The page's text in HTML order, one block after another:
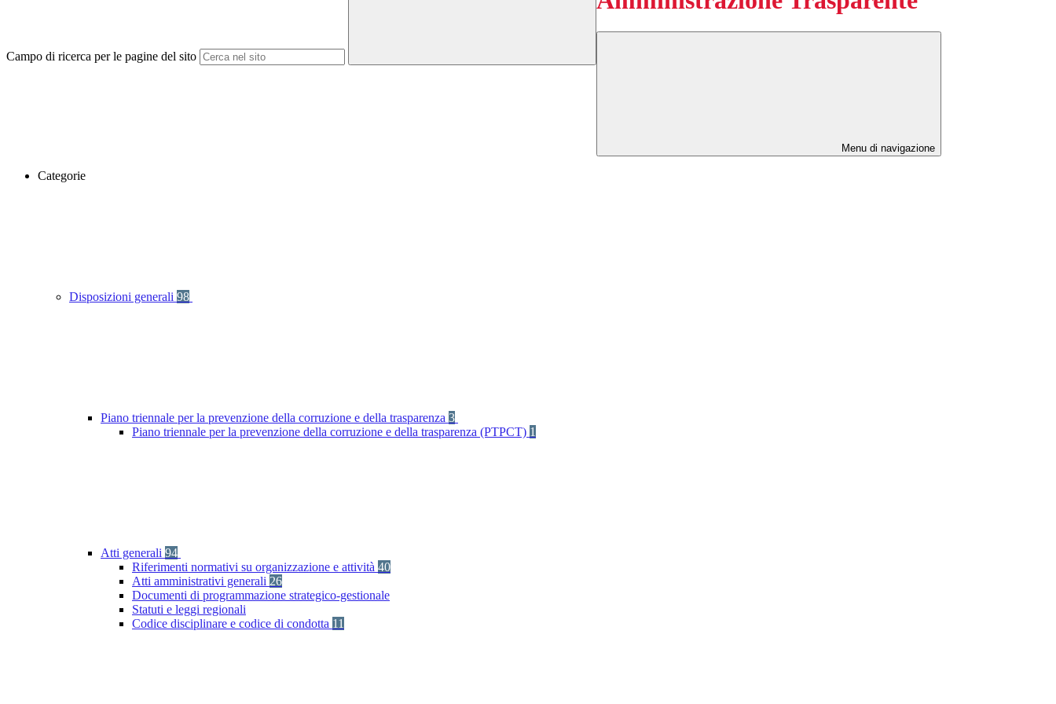
Campo di ricerca per le pagine del sito
Menu di navigazione
Categorie
Disposizioni generali 98
Piano triennale per la prevenzione della corruzione e della trasparenza 3
Piano triennale per la prevenzione della corruzione e della trasparenza (PTPCT) 1
Atti generali 94
Riferimenti normativi su organizzazione e attività 40
Atti amministrativi generali 26
Documenti di programmazione strategico-gestionale
Statuti e leggi regionali
Codice disciplinare e codice di condotta 11